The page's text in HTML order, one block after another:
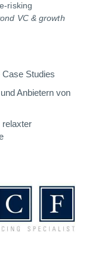
risking
VC & growth
Studies
Anbietern von
relaxter